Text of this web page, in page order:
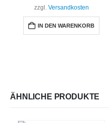
zzgl. Versandkosten
IN DEN WARENKORB
ÄHNLICHE PRODUKTE